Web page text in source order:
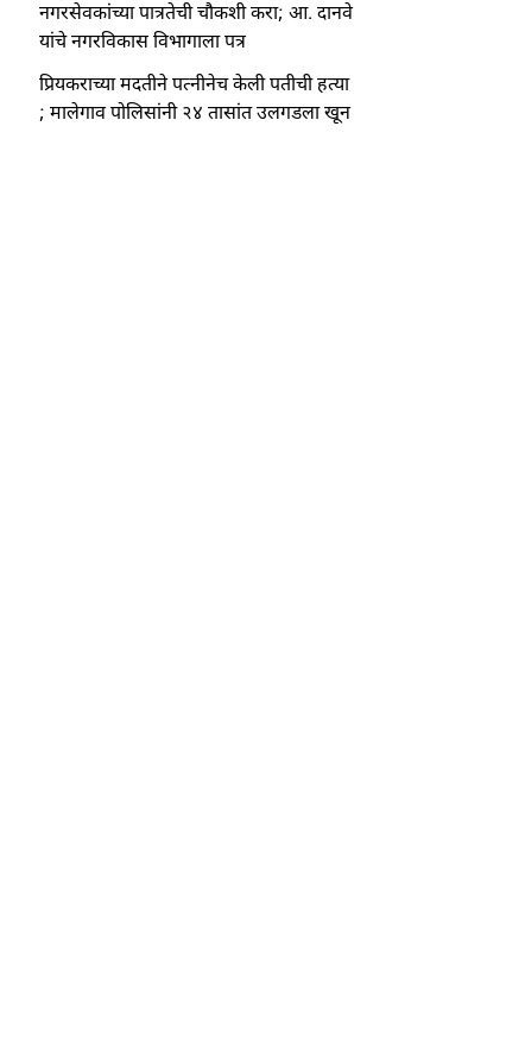
नगरसेवकांच्या पात्रतेची चौकशी करा; आ. दानवे
यांचे नगरविकास विभागाला पत्र
प्रियकराच्या मदतीने पत्नीनेच केली पतीची हत्या
; मालेगाव पोलिसांनी २४ तासांत उलगडला खून